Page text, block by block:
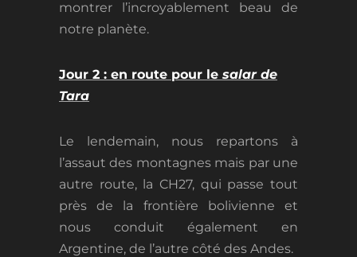
montrer l’incroyablement beau de
notre planète.
Jour 2 : en route pour le salar de
Tara
Le lendemain, nous repartons à
l’assaut des montagnes mais par une
autre route, la CH27, qui passe tout
près de la frontière bolivienne et
nous conduit également en
Argentine, de l’autre côté des Andes.